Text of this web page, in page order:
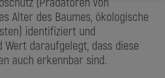
Alter des Baumes, ökologische
identifiziert und
Wert daraufgelegt, dass diese
auch erkennbar sind.